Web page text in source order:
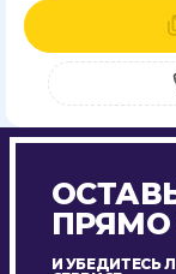
ПРЯМО
И УБЕДИТЕСЬ